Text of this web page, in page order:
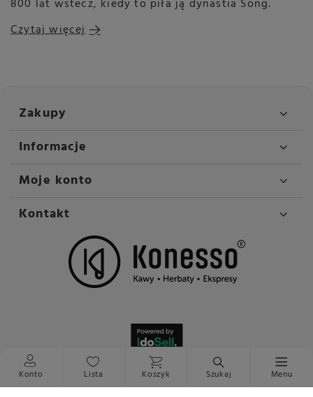
800 lat wstecz, kiedy to piła ją dynastia Song.
Czytaj więcej
Zakupy
Informacje
Moje konto
Kontakt
Konto Lista Koszyk Szukaj Menu